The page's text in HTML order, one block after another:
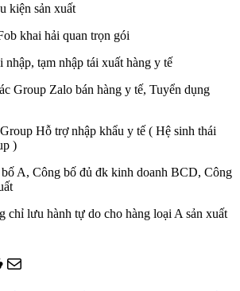
kiện sản xuất
khai hải quan trọn gói
nhập, tạm nhập tái xuất hàng y tế
Group Zalo bán hàng y tế, Tuyển dụng
Hỗ trợ nhập khẩu y tế ( Hệ sinh thái
)
bố A, Công bố đủ đk kinh doanh BCD, Công
chỉ lưu hành tự do cho hàng loại A sản xuất
Reddit
Share via Email